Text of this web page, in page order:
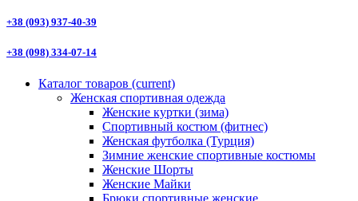
+38 (093) 937-40-39
+38 (098) 334-07-14
Каталог товаров (current)
Женская спортивная одежда
Женские куртки (зима)
Спортивный костюм (фитнес)
Женская футболка (Турция)
Зимние женские спортивные костюмы
Женские Шорты
Женские Майки